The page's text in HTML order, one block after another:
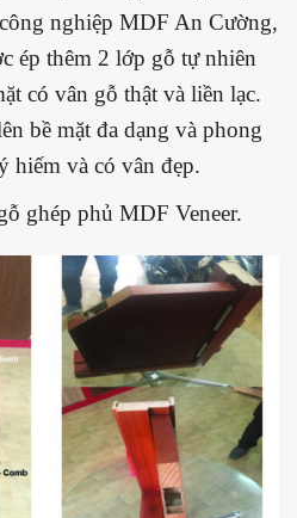
nghiệp MDF An Cường,
ép thêm 2 lớp gỗ tự nhiên
có vân gỗ thật và liền lạc.
bề mặt đa dạng và phong
hiếm và có vân đẹp.
ghép phủ MDF Veneer.